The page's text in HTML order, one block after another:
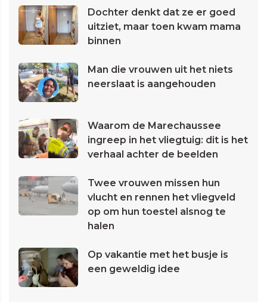
Dochter denkt dat ze er goed
uitziet, maar toen kwam mama
binnen
Man die vrouwen uit het niets
neerslaat is aangehouden
Waarom de Marechaussee
ingreep in het vliegtuig: dit is het
verhaal achter de beelden
Twee vrouwen missen hun
vlucht en rennen het vliegveld
op om hun toestel alsnog te
halen
Op vakantie met het busje is
een geweldig idee